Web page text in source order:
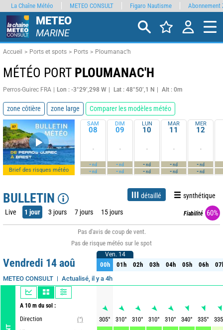
METEO
MARINE
Accueil Ports et spots Ports Ploumanac'h
MÉTÉO PORT PLOUMANAC'H
Perros-Guirec FRA Lon : -3°29’,298 W Lat : 48°50’,1 N Alt : 0m
zone côtière zone large Comparer les modèles météo
Brief des risques météo
SAM
08
-
-nd
-nd
DIM
09
-
-nd
-nd
LUN
10
-
-nd
-nd
MAR
11
-
-nd
-nd
MER
12
-
-nd
-nd
BULLETIN détaillé synthétique
Live 1 jour 3 jours 7 jours 15 jours Fiabilité 60%
Pas d'avis de coup de vent.
Pas de risque météo sur le spot
Vendredi 14 aoû
METEO CONSULT Actualisé, il y a 4h
A 10 m du sol :
Direction
(°)
Ven. 14
00h 01h 02h 03h 04h 05h 06h
Ven. 14
00h 01h 02h 03h 04h 05h 06h
305° 310° 310° 310° 310° 340° 335°
335
La Chaîne Météo METEO CONSULT Figaro Nautisme Abonnement